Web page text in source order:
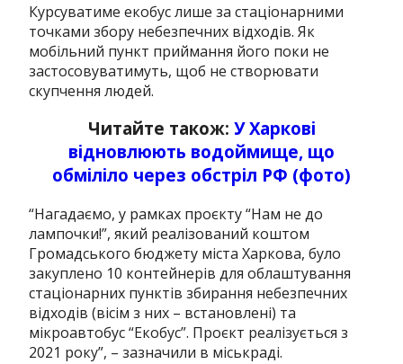
Курсуватиме екобус лише за стаціонарними
точками збору небезпечних відходів.Як
мобільний пункт приймання його поки не
застосовуватимуть, щоб не створювати
скупчення людей.
Читайте також: У Харкові
відновлюють водоймище, що
обміліло через обстріл РФ (фото)
“Нагадаємо, у рамках проєкту “Нам не до
лампочки!”, який реалізований коштом
Громадського бюджету міста Харкова, було
закуплено 10 контейнерів для облаштування
стаціонарних пунктів збирання небезпечних
відходів (вісім з них – встановлені) та
мікроавтобус “Екобус”. Проєкт реалізується з
2021 року”, – зазначили в міськраді.